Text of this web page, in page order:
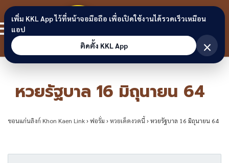
Skip to content
ขอนแก่น
ลิงก์
หวยรัฐบาล 16 มิถุนายน 64
ขอนแก่นลิงก์ Khon Kaen Link›ฟอรั่ม ›หวยเด็ดงวดนี้›หวยรัฐบาล 16 มิถุนายน 64
เพิ่ม KKL App ไว้ที่หน้าจอมือถือ เพื่อเปิดใช้งานได้รวดเร็วเหมือน
แอป
ติดตั้ง KKL App
×